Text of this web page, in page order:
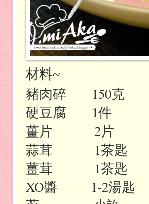
材料~
豬肉碎 150克
硬豆腐 1件
薑片
2片
蒜茸 1茶匙
薑茸 1茶匙
XO醬 1-2湯匙